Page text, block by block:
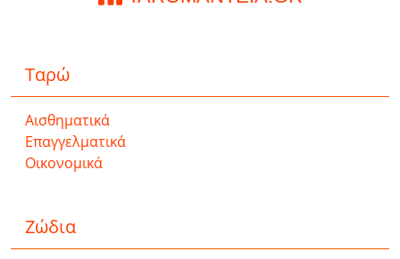
Ταρώ
Αισθηματικά
Επαγγελματικά
Οικονομικά
Ζώδια